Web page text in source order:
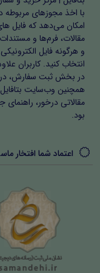
نیازمندان «نه» را بر
عَمَّ البَرِیَّهَ
یقول: إنّه وهب
الفاقه والفقر
حرمان و جهالت از
إذا رَأتْهُ قُرَیْش قال
امکان می‌دهد که فایل
مقالات، فرم‌ها و
و هرگونه فایل
انتخاب کنید. کاربران
در بخش ثبت سفارش،
همچنین وب‌سایت
مقالاتی درخور،
بود.
اعتماد شما افتخار